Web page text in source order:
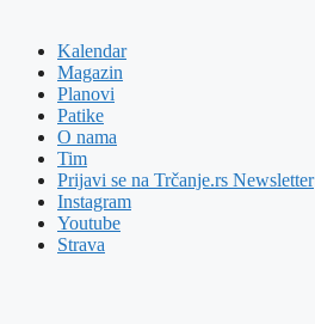
Kalendar
Magazin
Planovi
Patike
O nama
Tim
Prijavi se na Trčanje.rs Newsletter
Instagram
Youtube
Strava